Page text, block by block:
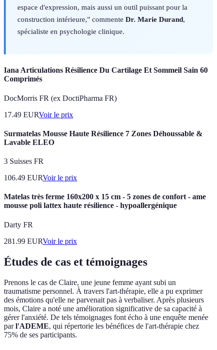
espace d'expression, mais aussi un outil puissant pour la
construction intérieure," commente Dr. Marie Durand,
spécialiste en psychologie clinique.
Iana Articulations Résilience Du Cartilage Et Sommeil Sain 60
Comprimés
DocMorris FR (ex DoctiPharma FR)
17.49 EURVoir le prix
Surmatelas Mousse Haute Résilience 7 Zones Déhoussable &
Lavable ELEO
3 Suisses FR
106.49 EURVoir le prix
Matelas très ferme 160x200 x 15 cm - 5 zones de confort - ame
mousse poli lattex haute résilience - hypoallergénique
Darty FR
281.99 EURVoir le prix
Études de cas et témoignages
Prenons le cas de Claire, une jeune femme ayant subi un
traumatisme personnel. À travers l'art-thérapie, elle a pu exprimer
des émotions qu'elle ne parvenait pas à verbaliser. Après plusieurs
mois, Claire a noté une amélioration significative de sa capacité à
gérer l'anxiété. De tels témoignages font écho à une enquête menée
parl'ADEME, qui répertorie les bénéfices de l'art-thérapie chez
75% de ses participants.